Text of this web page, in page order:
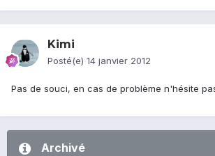
Kimi
Posté(e) 14 janvier 2012
Pas de souci, en cas de problème n'hésite
Archivé